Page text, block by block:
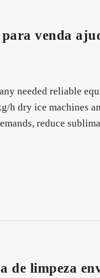
venda
needed reliable
h dry ice machines
reduce
de limpeza